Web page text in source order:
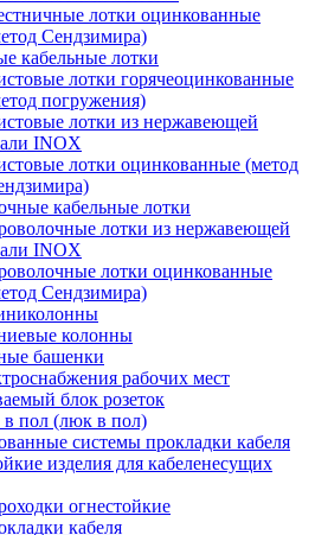
лотки оцинкованные
Сендзимира)
кабельные лотки
лотки горячеоцинкованные
погружения)
лотки из нержавеющей
INOX
лотки оцинкованные (метод
кабельные лотки
лотки из нержавеющей
INOX
лотки оцинкованные
Сендзимира)
колонны
башенки
рабочих мест
блок розеток
в пол (люк в пол)
системы прокладки кабеля
изделия для кабеленесущих
огнестойкие
кабеля